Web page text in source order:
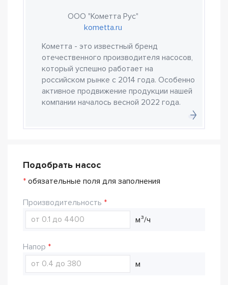
ООО "Кометта Рус"
kometta.ru
Кометта - это известный бренд
отечественного производителя насосов,
который успешно работает на
российском рынке с 2014 года. Особенно
активное продвижение продукции нашей
компании началось весной 2022 года.
Подобрать насос
* обязательные поля для заполнения
Производительность
м³/ч
Напор
м